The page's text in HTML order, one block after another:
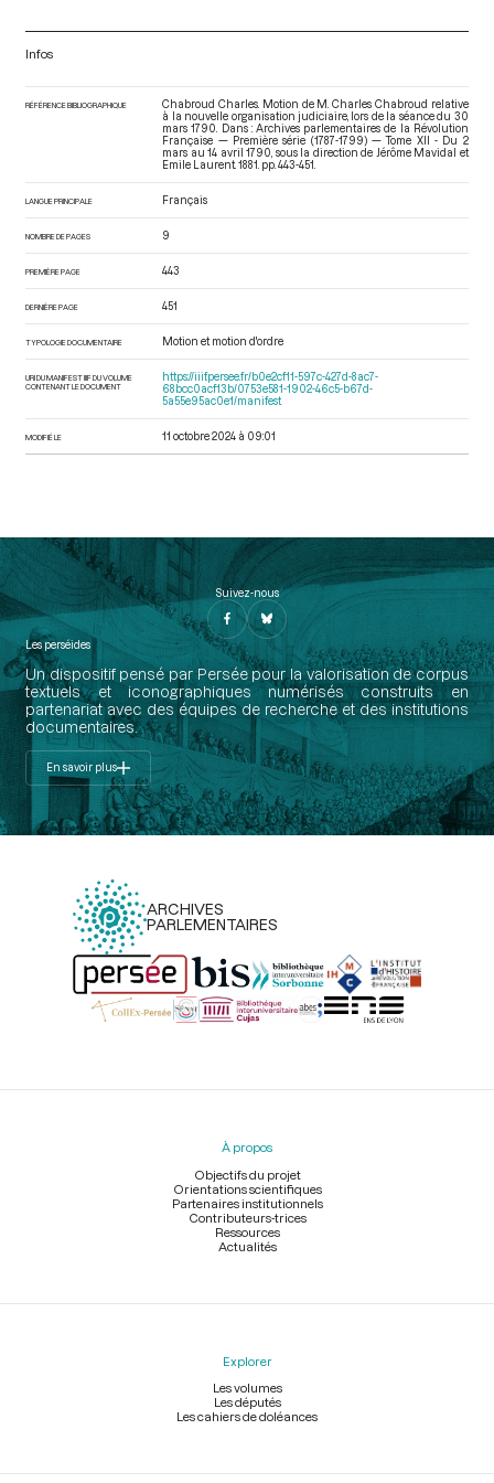
Infos
RÉFÉRENCE BIBLIOGRAPHIQUE
Chabroud Charles. Motion de M. Charles Chabroud relative
à la nouvelle organisation judiciaire, lors de la séance du 30
mars 1790. Dans : Archives parlementaires de la Révolution
Française — Première série (1787-1799) — Tome XII - Du 2
mars au 14 avril 1790 , sous la direction de Jérôme Mavidal et
Emile Laurent. 1881. pp. 443-451.
LANGUE PRINCIPALE Français
NOMBRE DE PAGES 9
PREMIÈRE PAGE 443
DERNIÈRE PAGE 451
TYPOLOGIE DOCUMENTAIRE Motion et motion d'ordre
URI DU MANIFEST IIIF DU VOLUME
CONTENANT LE DOCUMENT
https://iiif.persee.fr/b0e2cf11-597c-427d-8ac7-
68bcc0acf13b/0753e581-1902-46c5-b67d-
5a55e95ac0e1/manifest
MODIFIÉ LE 11 octobre 2024 à 09:01
Suivez-nous
Les perséides
Un dispositif pensé par Persée pour la valorisation de corpus
textuels et iconographiques numérisés construits en
partenariat avec des équipes de recherche et des institutions
documentaires.
En savoir plus
ARCHIVES
PARLEMENTAIRES
Menu
À propos
Objectifs du projet
Orientations scientifiques
Partenaires institutionnels
Contributeurs-trices
Ressources
Actualités
Explorer
Les volumes
Les députés
Les cahiers de doléances